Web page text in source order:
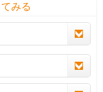
みる